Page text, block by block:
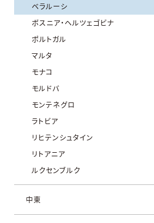
ベラルーシ
ボスニア・ヘルツェゴビナ
ポルトガル
マルタ
モナコ
モルドバ
モンテネグロ
ラトビア
リヒテンシュタイン
リトアニア
ルクセンブルク
中東